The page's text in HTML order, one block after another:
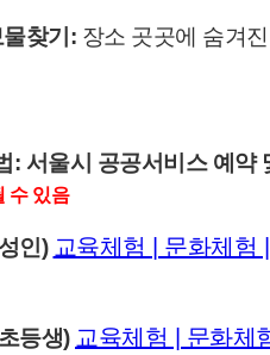
찾기: 장소 곳곳에 숨겨
: 서울시 공공서비스 예약
수 있음
인) 교육체험 | 문화체험
등생) 교육체험 | 문화체